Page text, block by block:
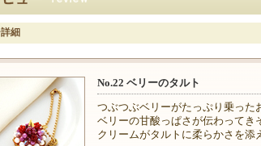
細
No.22 ベリーのタルト
つぶつぶベリーがたっぷり乗った
ベリーの甘酸っぱさが伝わってき
クリームがタルトに柔らかさを添